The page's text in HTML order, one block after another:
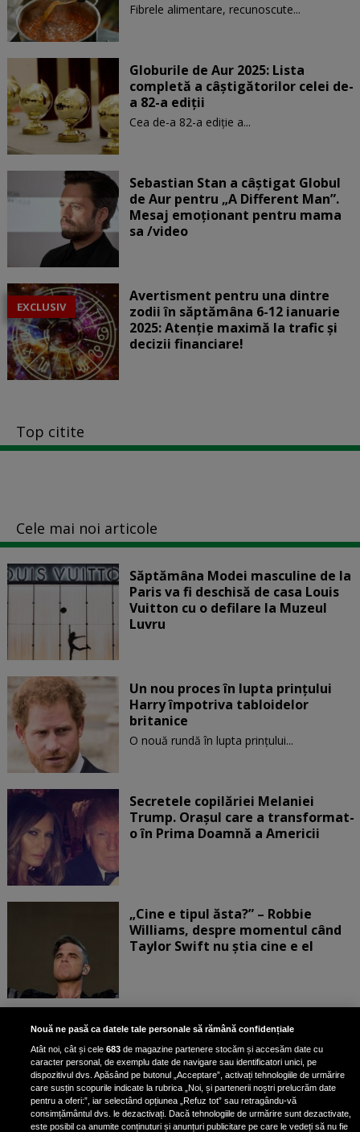
Fibrele alimentare, recunoscute...
Globurile de Aur 2025: Lista
completă a câștigătorilor celei de-
a 82-a ediții
Cea de-a 82-a ediție a...
Sebastian Stan a câștigat Globul
de Aur pentru „A Different Man”.
Mesaj emoționant pentru mama
sa /video
EXCLUSIV
Avertisment pentru una dintre
zodii în săptămâna 6-12 ianuarie
2025: Atenție maximă la trafic și
decizii financiare!
Top citite
Cele mai noi articole
Săptămâna Modei masculine de la
Paris va fi deschisă de casa Louis
Vuitton cu o defilare la Muzeul
Luvru
Un nou proces în lupta prinţului
Harry împotriva tabloidelor
britanice
O nouă rundă în lupta prinţului...
Secretele copilăriei Melaniei
Trump. Orașul care a transformat-
o în Prima Doamnă a Americii
„Cine e tipul ăsta?” – Robbie
Williams, despre momentul când
Taylor Swift nu știa cine e el
Bruce Dickinson, solistul trupei
Iron Maiden, şi-a arătat talentul
de scrimer la un concurs în Franţa
Nouă ne pasă ca datele tale personale să rămână confidențiale
Atât noi, cât și cele683 de magazine partenere stocăm și accesăm date cu
caracter personal, de exemplu date de navigare sau identificatori unici, pe
dispozitivul dvs. Apăsând pe butonul „Acceptare”, activați tehnologiile de urmărire
care susțin scopurile indicate la rubrica „Noi, și partenerii noștri prelucrăm date
pentru a oferi:”, iar selectând opțiunea „Refuz tot” sau retragându-vă
consimțământul dvs. le dezactivați. Dacă tehnologiile de urmărire sunt dezactivate,
este posibil ca anumite conținuturi și anunțuri publicitare pe care le vedeți să nu fie